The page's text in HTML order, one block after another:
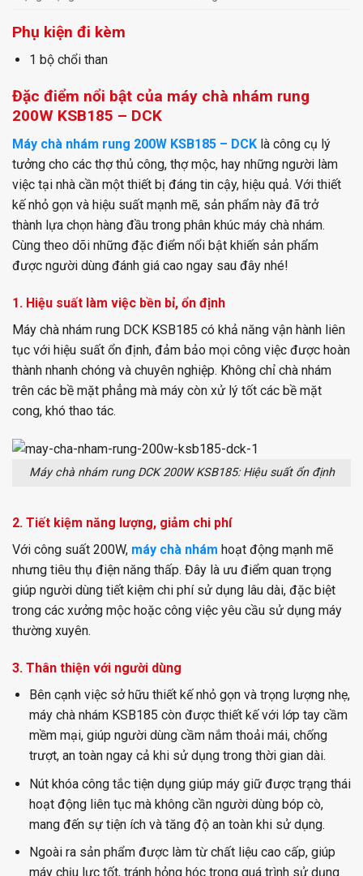
Phụ kiện đi kèm
1 bộ chổi than
Đặc điểm nổi bật của máy chà nhám rung
200W KSB185 – DCK
Máy chà nhám rung 200W KSB185 – DCK là công cụ lý
tưởng cho các thợ thủ công, thợ mộc, hay những người làm
việc tại nhà cần một thiết bị đáng tin cậy, hiệu quả. Với thiết
kế nhỏ gọn và hiệu suất mạnh mẽ, sản phẩm này đã trở
thành lựa chọn hàng đầu trong phân khúc máy chà nhám.
Cùng theo dõi những đặc điểm nổi bật khiến sản phẩm
được người dùng đánh giá cao ngay sau đây nhé!
1. Hiệu suất làm việc bền bỉ, ổn định
Máy chà nhám rung DCK KSB185 có khả năng vận hành liên
tục với hiệu suất ổn định, đảm bảo mọi công việc được hoàn
thành nhanh chóng và chuyên nghiệp. Không chỉ chà nhám
trên các bề mặt phẳng mà máy còn xử lý tốt các bề mặt
cong, khó thao tác.
Máy chà nhám rung DCK 200W KSB185: Hiệu suất ổn định
2. Tiết kiệm năng lượng, giảm chi phí
Với công suất 200W, máy chà nhám hoạt động mạnh mẽ
nhưng tiêu thụ điện năng thấp. Đây là ưu điểm quan trọng
giúp người dùng tiết kiệm chi phí sử dụng lâu dài, đặc biệt
trong các xưởng mộc hoặc công việc yêu cầu sử dụng máy
thường xuyên.
3. Thân thiện với người dùng
Bên cạnh việc sở hữu thiết kế nhỏ gọn và trọng lượng nhẹ,
máy chà nhám KSB185 còn được thiết kế với lớp tay cầm
mềm mại, giúp người dùng cầm nắm thoải mái, chống
trượt, an toàn ngay cả khi sử dụng trong thời gian dài.
Nút khóa công tắc tiện dụng giúp máy giữ được trạng thái
hoạt động liên tục mà không cần người dùng bóp cò,
mang đến sự tiện ích và tăng độ an toàn khi sử dụng.
Ngoài ra sản phẩm được làm từ chất liệu cao cấp, giúp
máy chịu lực tốt, tránh hỏng hóc trong quá trình sử dụng